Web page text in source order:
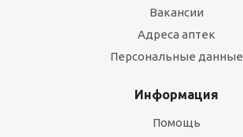
Вакансии
Адреса аптек
Персональные данные
Информация
Помощь